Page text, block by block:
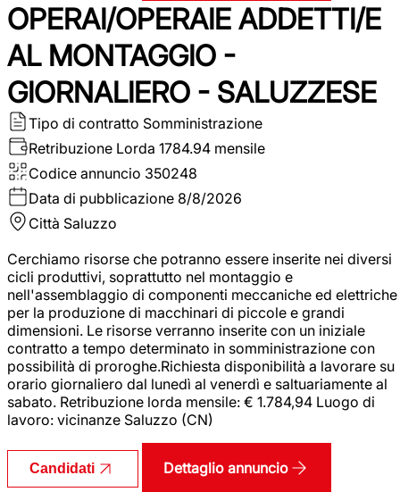
OPERAI/OPERAIE ADDETTI/E
AL MONTAGGIO -
GIORNALIERO - SALUZZESE
Tipo di contratto Somministrazione
Retribuzione Lorda 1784.94 mensile
Codice annuncio 350248
Data di pubblicazione 8/8/2026
Città Saluzzo
Cerchiamo risorse che potranno essere inserite nei diversi
cicli produttivi, soprattutto nel montaggio e
nell'assemblaggio di componenti meccaniche ed elettriche
per la produzione di macchinari di piccole e grandi
dimensioni. Le risorse verranno inserite con un iniziale
contratto a tempo determinato in somministrazione con
possibilità di proroghe.Richiesta disponibilità a lavorare su
orario giornaliero dal lunedì al venerdì e saltuariamente al
sabato. Retribuzione lorda mensile: € 1.784,94 Luogo di
lavoro: vicinanze Saluzzo (CN)
Candidati Dettaglio annuncio